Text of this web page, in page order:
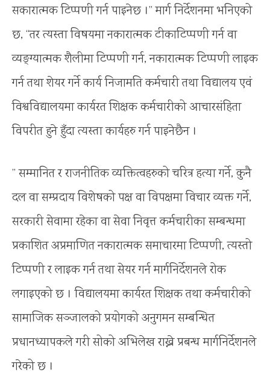
सकारात्मक टिप्पणी गर्न पाइनेछ ।” मार्ग निर्देशनमा भनिएको
छ, “तर त्यस्ता विषयमा नकारात्मक टीकाटिप्पणी गर्न वा
व्यङ्ग्यात्मक शैलीमा टिप्पणी गर्न, नकारात्मक टिप्पणी लाइक
गर्न तथा शेयर गर्ने कार्य निजामति कर्मचारी तथा विद्यालय एवं
विश्वविद्यालयमा कार्यरत शिक्षक कर्मचारीको आचारसंहिता
विपरीत हुने हुँदा त्यस्ता कार्यहरु गर्न पाइनेछैन ।
” सम्मानित र राजनीतिक व्यक्तित्वहरुको चरित्र हत्या गर्ने, कुनै
दल वा सम्प्रदाय विशेषको पक्ष वा विपक्षमा विचार व्यक्त गर्ने,
सरकारी सेवामा रहेका वा सेवा निवृत्त कर्मचारीका सम्बन्धमा
प्रकाशित अप्रमाणित नकारात्मक समाचारमा टिप्पणी, त्यस्तो
टिप्पणी र लाइक गर्न तथा सेयर गर्न मार्गनिर्देशनले रोक
लगाइएको छ । विद्यालयमा कार्यरत शिक्षक तथा कर्मचारीको
सामाजिक सञ्जालको प्रयोगको अनुगमन सम्बन्धित
प्रधानध्यापकले गरी सोको अभिलेख राख्ने प्रबन्ध मार्गनिर्देशनले
गरेको छ ।